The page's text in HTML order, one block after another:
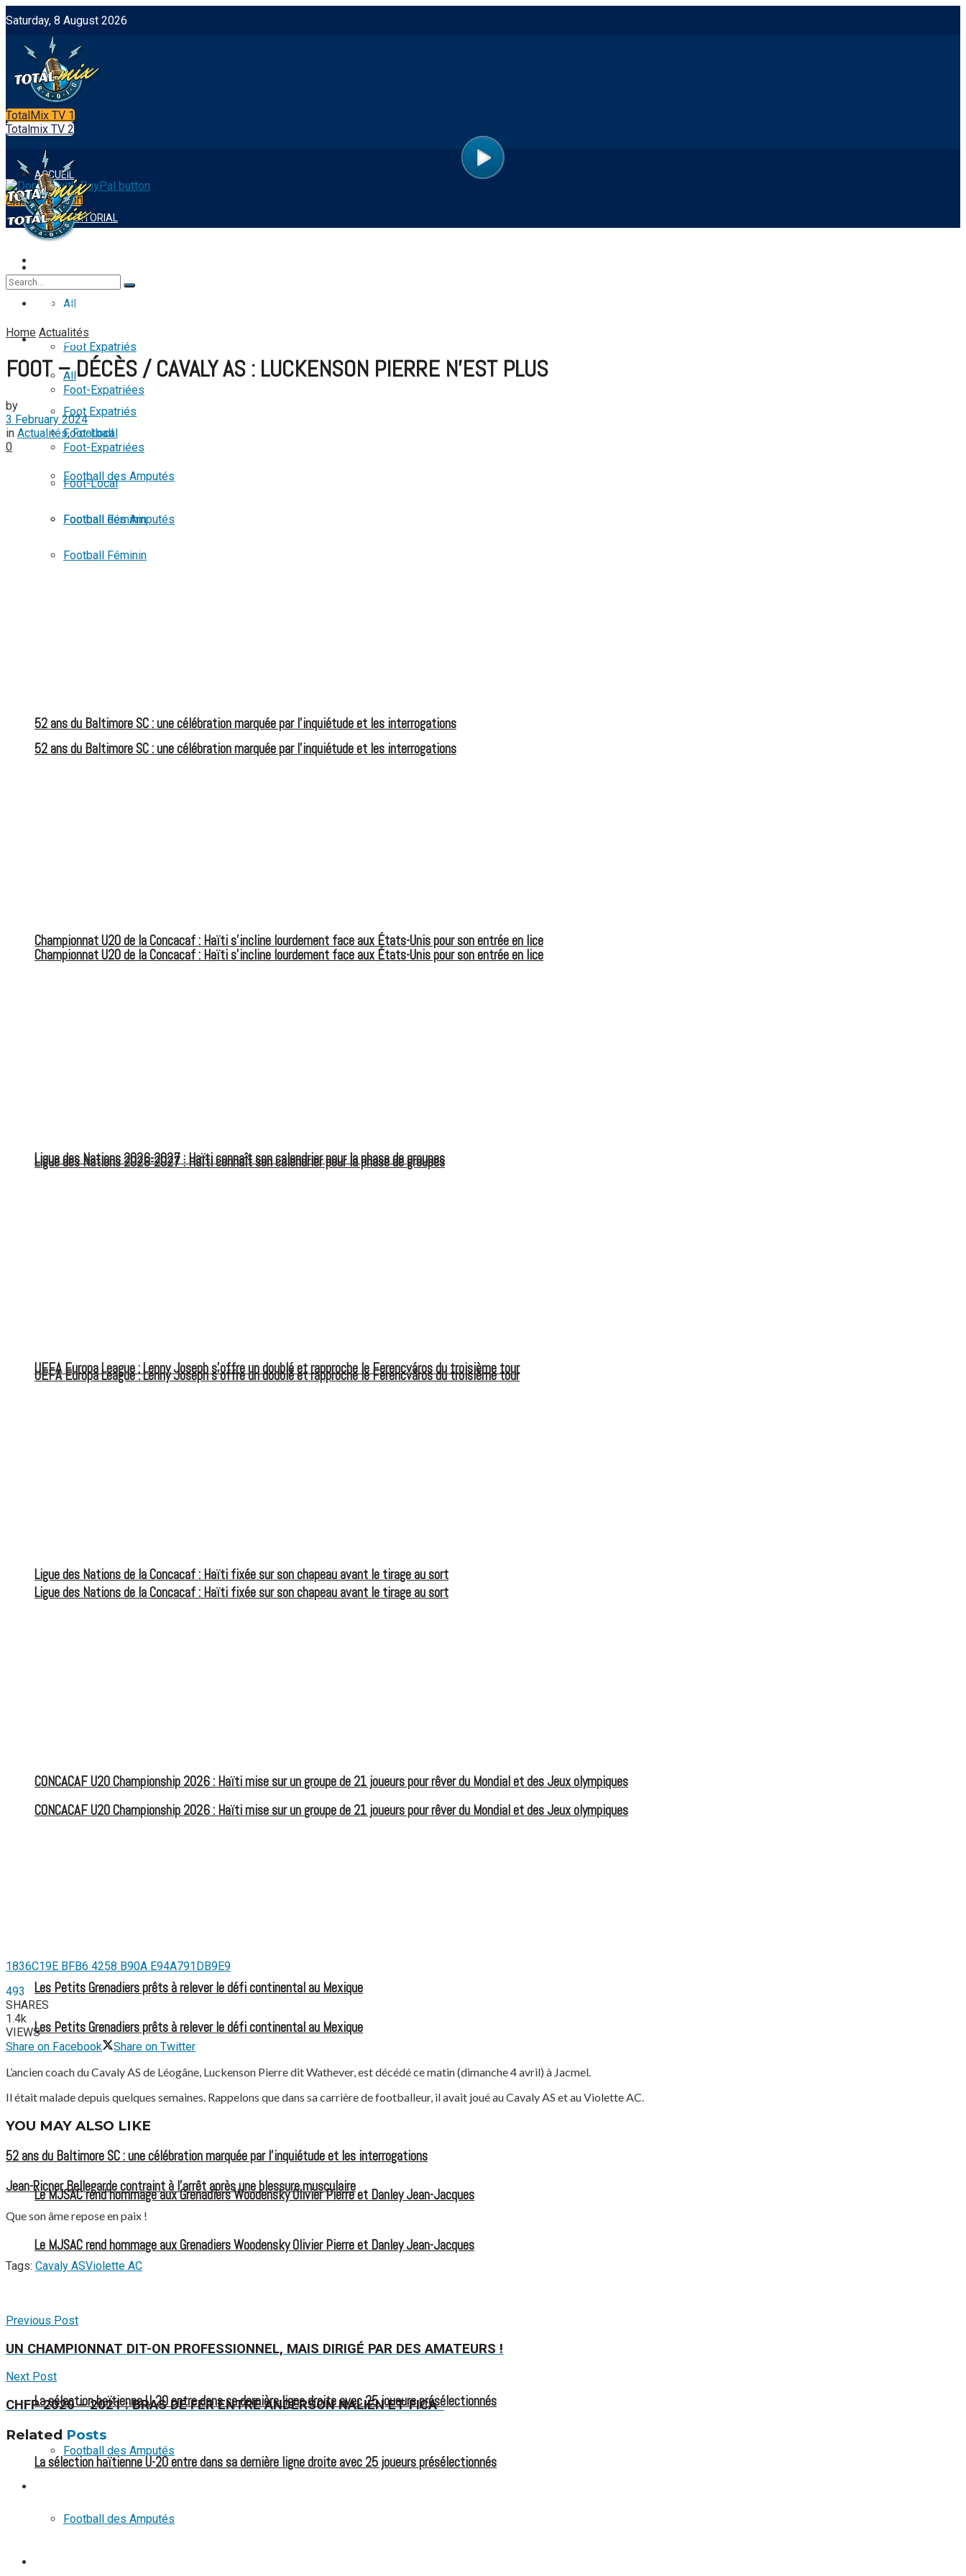
Saturday, 8 August 2026
TotalMix TV 1
Totalmix TV 2
App Integration
ACCUEIL
NOTRE EDITORIAL
All
Foot Expatriés
Foot-Expatriées
Foot-Local
Football des Amputés
Football Féminin
52 ans du Baltimore SC : une célébration marquée par l’inquiétude et les interrogations
Championnat U20 de la Concacaf : Haïti s’incline lourdement face aux États-Unis pour son entrée en lice
Ligue des Nations 2026-2027 : Haïti connaît son calendrier pour la phase de groupes
UEFA Europa League : Lenny Joseph s’offre un doublé et rapproche le Ferencváros du troisième tour
Ligue des Nations de la Concacaf : Haïti fixée sur son chapeau avant le tirage au sort
CONCACAF U20 Championship 2026 : Haïti mise sur un groupe de 21 joueurs pour rêver du Mondial et des Jeux olympiques
Les Petits Grenadiers prêts à relever le défi continental au Mexique
Le MJSAC rend hommage aux Grenadiers Woodensky Olivier Pierre et Danley Jean-Jacques
La sélection haïtienne U-20 entre dans sa dernière ligne droite avec 25 joueurs présélectionnés
Football des Amputés
NOTRE EDITORIAL
FOOTBALL
All
Foot Expatriés
Foot-Expatriées
Foot-Local
Football des Amputés
Football Féminin
52 ans du Baltimore SC : une célébration marquée par l’inquiétude et les interrogations
Championnat U20 de la Concacaf : Haïti s’incline lourdement face aux États-Unis pour son entrée en lice
Ligue des Nations 2026-2027 : Haïti connaît son calendrier pour la phase de groupes
UEFA Europa League : Lenny Joseph s’offre un doublé et rapproche le Ferencváros du troisième tour
Ligue des Nations de la Concacaf : Haïti fixée sur son chapeau avant le tirage au sort
CONCACAF U20 Championship 2026 : Haïti mise sur un groupe de 21 joueurs pour rêver du Mondial et des Jeux olympiques
Les Petits Grenadiers prêts à relever le défi continental au Mexique
Le MJSAC rend hommage aux Grenadiers Woodensky Olivier Pierre et Danley Jean-Jacques
La sélection haïtienne U-20 entre dans sa dernière ligne droite avec 25 joueurs présélectionnés
Football des Amputés
No Result
View All Result
Home Actualités
FOOT – DÉCÈS / CAVALY AS : LUCKENSON PIERRE N’EST PLUS
by
3 February 2024
in Actualités,Football
0
1836C19E BFB6 4258 B90A E94A791DB9E9
493
SHARES
1.4k
VIEWS
Share on Facebook
Share on Twitter
L’ancien coach du Cavaly AS de Léogâne, Luckenson Pierre dit Wathever, est décédé ce matin (dimanche 4 avril) à Jacmel.
Il était malade depuis quelques semaines. Rappelons que dans sa carrière de footballeur, il avait joué au Cavaly AS et au Violette AC.
YOU MAY ALSO LIKE
52 ans du Baltimore SC : une célébration marquée par l’inquiétude et les interrogations
Jean-Ricner Bellegarde contraint à l’arrêt après une blessure musculaire
Que son âme repose en paix !
Tags: Cavaly ASViolette AC
Previous Post
UN CHAMPIONNAT DIT-ON PROFESSIONNEL, MAIS DIRIGÉ PAR DES AMATEURS !
Next Post
CHFP 2020 – 2021 : BRAS DE FER ENTRE ANDERSON NALIEN ET FICA
Related Posts